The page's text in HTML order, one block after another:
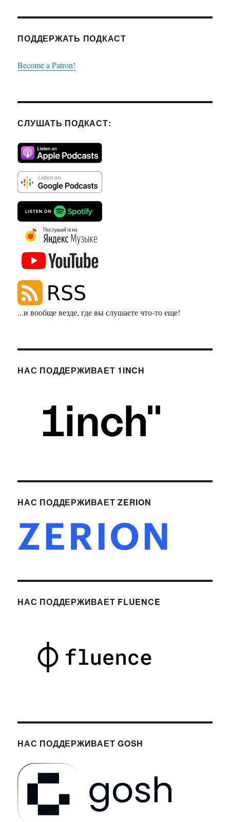
ПОДДЕРЖАТЬ ПОДКАСТ
Become a Patron!
СЛУШАТЬ ПОДКАСТ:
...и вообще везде, где вы слушаете что-то еще!
НАС ПОДДЕРЖИВАЕТ 1INCH
НАС ПОДДЕРЖИВАЕТ ZERION
НАС ПОДДЕРЖИВАЕТ FLUENCE
НАС ПОДДЕРЖИВАЕТ GOSH